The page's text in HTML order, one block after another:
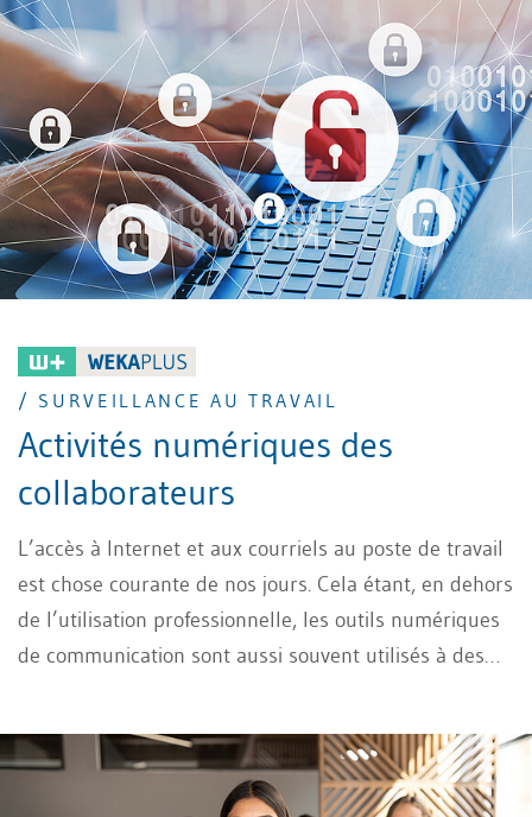
/ SURVEILLANCE AU TRAVAIL
Activités numériques des
collaborateurs
L’accès à Internet et aux courriels au poste de travail
est chose courante de nos jours. Cela étant, en dehors
de l’utilisation professionnelle, les outils numériques
de communication sont aussi souvent utilisés à des
de toute façon autorisé que dans un cadre très limité.
La question de la surveillance au travail se pose alors